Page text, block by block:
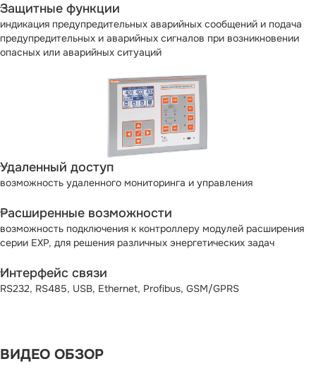
Защитные функции
индикация предупредительных аварийных сообщений и подача
предупредительных и аварийных сигналов при возникновении
опасных или аварийных ситуаций
Удаленный доступ
возможность удаленного мониторинга и управления
Расширенные возможности
возможность подключения к контроллеру модулей расширения
серии EXP, для решения различных энергетических задач
Интерфейс связи
RS232, RS485, USB, Ethernet, Profibus, GSM/GPRS
ВИДЕО ОБЗОР